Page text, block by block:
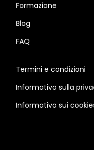
Formazione
Blog
FAQ
Termini e condizioni
Informativa sulla
Informativa sui